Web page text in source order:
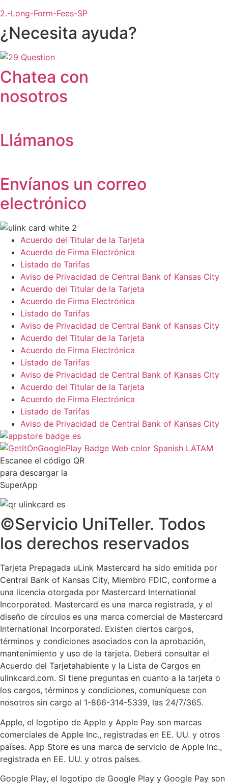
2.-Long-Form-Fees-SP
¿Necesita ayuda?
Chatea con
nosotros
Llámanos
Envíanos un correo
electrónico
Acuerdo del Titular de la Tarjeta
Acuerdo de Firma Electrónica
Listado de Tarifas
Aviso de Privacidad de Central Bank of Kansas City
Acuerdo del Titular de la Tarjeta
Acuerdo de Firma Electrónica
Listado de Tarifas
Aviso de Privacidad de Central Bank of Kansas City
Acuerdo del Titular de la Tarjeta
Acuerdo de Firma Electrónica
Listado de Tarifas
Aviso de Privacidad de Central Bank of Kansas City
Acuerdo del Titular de la Tarjeta
Acuerdo de Firma Electrónica
Listado de Tarifas
Aviso de Privacidad de Central Bank of Kansas City
Escanee el código QR
para descargar la
SuperApp
©Servicio UniTeller. Todos
los derechos reservados
Tarjeta Prepagada uLink Mastercard ha sido emitida por
Central Bank of Kansas City, Miembro FDIC, conforme a
una licencia otorgada por Mastercard International
Incorporated. Mastercard es una marca registrada, y el
diseño de círculos es una marca comercial de Mastercard
International Incorporated. Existen ciertos cargos,
términos y condiciones asociados con la aprobación,
mantenimiento y uso de la tarjeta. Deberá consultar el
Acuerdo del Tarjetahabiente y la Lista de Cargos en
ulinkcard.com. Si tiene preguntas en cuanto a la tarjeta o
los cargos, términos y condiciones, comuníquese con
nosotros sin cargo al 1-866-314-5339, las 24/7/365.
Apple, el logotipo de Apple y Apple Pay son marcas
comerciales de Apple Inc., registradas en EE. UU. y otros
países. App Store es una marca de servicio de Apple Inc.,
registrada en EE. UU. y otros países.
Google Play, el logotipo de Google Play y Google Pay son